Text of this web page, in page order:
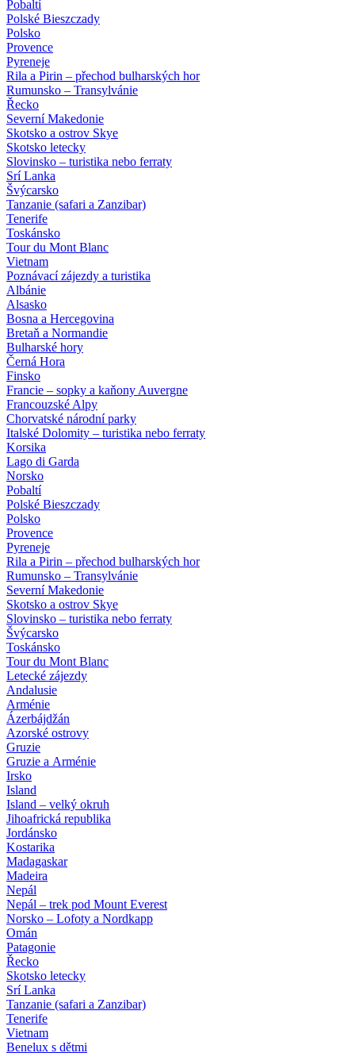
Pobaltí
Polské Bieszczady
Polsko
Provence
Pyreneje
Rila a Pirin – přechod bulharských hor
Rumunsko – Transylvánie
Řecko
Severní Makedonie
Skotsko a ostrov Skye
Skotsko letecky
Slovinsko – turistika nebo ferraty
Srí Lanka
Švýcarsko
Tanzanie (safari a Zanzibar)
Tenerife
Toskánsko
Tour du Mont Blanc
Vietnam
Poznávací zájezdy a turistika
Albánie
Alsasko
Bosna a Hercegovina
Bretaň a Normandie
Bulharské hory
Černá Hora
Finsko
Francie – sopky a kaňony Auvergne
Francouzské Alpy
Chorvatské národní parky
Italské Dolomity – turistika nebo ferraty
Korsika
Lago di Garda
Norsko
Pobaltí
Polské Bieszczady
Polsko
Provence
Pyreneje
Rila a Pirin – přechod bulharských hor
Rumunsko – Transylvánie
Severní Makedonie
Skotsko a ostrov Skye
Slovinsko – turistika nebo ferraty
Švýcarsko
Toskánsko
Tour du Mont Blanc
Letecké zájezdy
Andalusie
Arménie
Ázerbájdžán
Azorské ostrovy
Gruzie
Gruzie a Arménie
Irsko
Island
Island – velký okruh
Jihoafrická republika
Jordánsko
Kostarika
Madagaskar
Madeira
Nepál
Nepál – trek pod Mount Everest
Norsko – Lofoty a Nordkapp
Omán
Patagonie
Řecko
Skotsko letecky
Srí Lanka
Tanzanie (safari a Zanzibar)
Tenerife
Vietnam
Benelux s dětmi